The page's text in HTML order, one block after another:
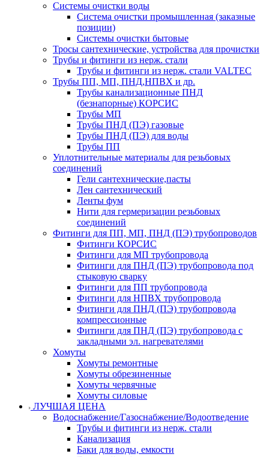
Системы очистки воды
Система очистки промышленная (заказные
позиции)
Системы очистки бытовые
Тросы сантехнические, устройства для прочистки
Трубы и фитинги из нерж. стали
Трубы и фитинги из нерж. стали VALTEC
Трубы ПП, МП, ПНД,НПВХ и др.
Трубы канализационные ПНД
(безнапорные) КОРСИС
Трубы МП
Трубы ПНД (ПЭ) газовые
Трубы ПНД (ПЭ) для воды
Трубы ПП
Уплотнительные материалы для резьбовых
соединений
Гели сантехнические,пасты
Лен сантехнический
Ленты фум
Нити для гермеризации резьбовых
соединений
Фитинги для ПП, МП, ПНД (ПЭ) трубопроводов
Фитинги КОРСИС
Фитинги для МП трубопровода
Фитинги для ПНД (ПЭ) трубопровода под
стыковую сварку
Фитинги для ПП трубопровода
Фитинги для НПВХ трубопровода
Фитинги для ПНД (ПЭ) трубопровода
компрессионные
Фитинги для ПНД (ПЭ) трубопровода с
закладными эл. нагревателями
Хомуты
Хомуты ремонтные
Хомуты обрезиненные
Хомуты червячные
Хомуты силовые
ЛУЧШАЯ ЦЕНА
Водоснабжение/Газоснабжение/Водоотведение
Трубы и фитинги из нерж. стали
Канализация
Баки для воды, емкости